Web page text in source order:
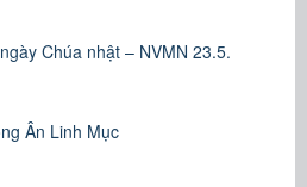
Chúa nhật – NVMN 23.5.
Ân Linh Mục